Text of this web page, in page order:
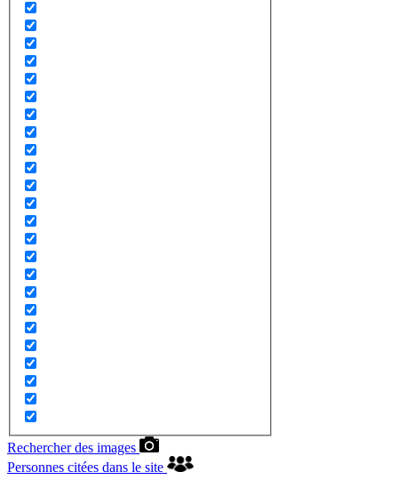
Rechercher des images
Personnes citées dans le site